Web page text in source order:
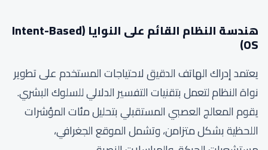
هندسة النظام القائم على النوايا (Intent-Based
OS)
يعتمد إدراك الهاتف الدقيق لاحتياجات المستخدم على تطوير
نواة النظام لتعمل بتقنيات التفسير الدلالي للسلوك البشري.
يقوم المعالج العصبي المستقبلي بتحليل مئات المؤشرات
اللحظية بشكل متزامن، وتشمل الموقع الجغرافي،